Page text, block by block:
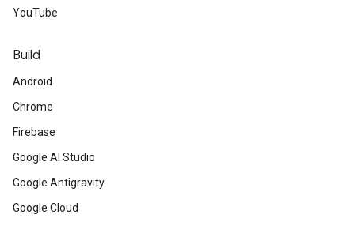
YouTube
Build
Android
Chrome
Firebase
Google AI Studio
Google Antigravity
Google Cloud